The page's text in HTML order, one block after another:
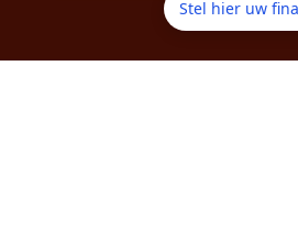
Stel hier uw